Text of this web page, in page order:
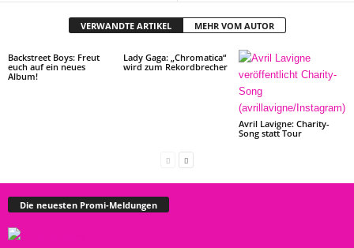
VERWANDTE ARTIKEL MEHR VOM AUTOR
Backstreet Boys: Freut
euch auf ein neues
Album!
Lady Gaga: „Chromatica“
wird zum Rekordbrecher
Avril Lavigne: Charity-
Song statt Tour
Die neuesten Promi-Meldungen